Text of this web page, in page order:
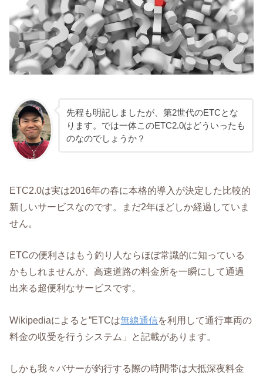
先程も明記しましたが、第2世代のETCとな
ります。では一体このETC2.0はどういったも
のなのでしょうか？
ETC2.0は実は2016年の春に本格的導入が決定した比較的
新しいサービスなのです。まだ2年ほどしか経過していま
せん。
ETCの便利さはもう釣り人ならほぼ常識的に知っている
かもしれませんが、高速道路の料金所を一瞬にして通過
出来る超便利なサービスです。
Wikipediaによると”ETCは無線通信を利用して通行車両の
料金の収受を行うシステム」と記載があります。
しかも我々バサーが釣行する際の時間帯は大抵深夜料金